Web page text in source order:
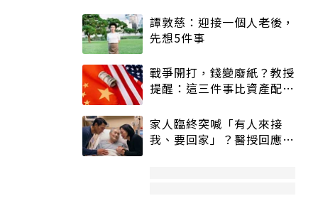
譚敦慈：迎接一個人老後，
先想5件事
戰爭開打，錢變廢紙？教授
提醒：這三件事比資產配置
家人臨終突喊「有人來接
我、要回家」？醫授回應方